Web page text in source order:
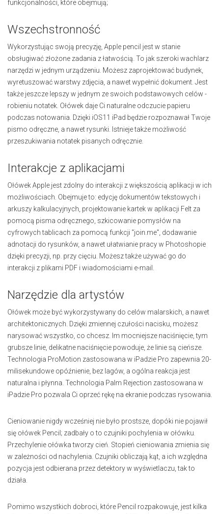
funkcjonalności, które obejmują;
Wszechstronność
Wykorzystując swoją precyzję, Apple pencil jest w stanie
obsługiwać złożone zadania z łatwością. To jak szeroki wachlarz
narzędzi w jednym urządzeniu. Możesz zaprojektować budynek,
wyretuszować warstwy zdjęcia, a nawet wypełnić dokument. Jest
także jeszcze lepszy w jednym ze swoich podstawowych celów -
robieniu notatek. Ołówek daje Ci naturalne odczucie papieru
podczas notowania. Dzięki iOS11 iPad będzie rozpoznawał Twoje
pismo odręczne, a nawet rysunki. Istnieje także możliwość
przeszukiwania notatek pisanych odręcznie.
Interakcje z aplikacjami
Ołówek Apple jest zdolny do interakcji z większością aplikacji w ich
możliwościach. Obejmuje to: edycję dokumentów tekstowych i
arkuszy kalkulacyjnych, projektowanie kartek w aplikacji Felt za
pomocą pisma odręcznego, szkicowanie pomysłów na
cyfrowych tablicach za pomocą funkcji "join.me", dodawanie
adnotacji do rysunków, a nawet ułatwianie pracy w Photoshopie
dzięki precyzji, np. przy cięciu. Możesz także używać go do
interakcji z plikami PDF i wiadomościami e-mail.
Narzędzie dla artystów
Ołówek może być wykorzystywany do celów malarskich, a nawet
architektonicznych. Dzięki zmiennej czułości nacisku, możesz
narysować wszystko, co chcesz. Im mocniejsze naciśnięcie, tym
grubsze linie, delikatne naciśnięcie powoduje, że linie są cieńsze.
Technologia ProMotion zastosowana w iPadzie Pro zapewnia 20-
milisekundowe opóźnienie, bez lagów, a ogólna reakcja jest
naturalna i płynna. Technologia Palm Rejection zastosowana w
iPadzie Pro pozwala Ci oprzeć rękę na ekranie podczas rysowania.
Cieniowanie nigdy wcześniej nie było prostsze, dopóki nie pojawił
się ołówek Pencil; zadbały o to czujniki pochylenia w ołówku.
Przechylenie ołówka tworzy cień. Stopień cieniowania zmienia się
w zależności od nachylenia. Czujniki obliczają kąt, a ich względna
pozycja jest odbierana przez detektory w wyświetlaczu, tak to
działa.
Pomimo wszystkich dobroci, które Pencil rozpakowuje, jest kilka